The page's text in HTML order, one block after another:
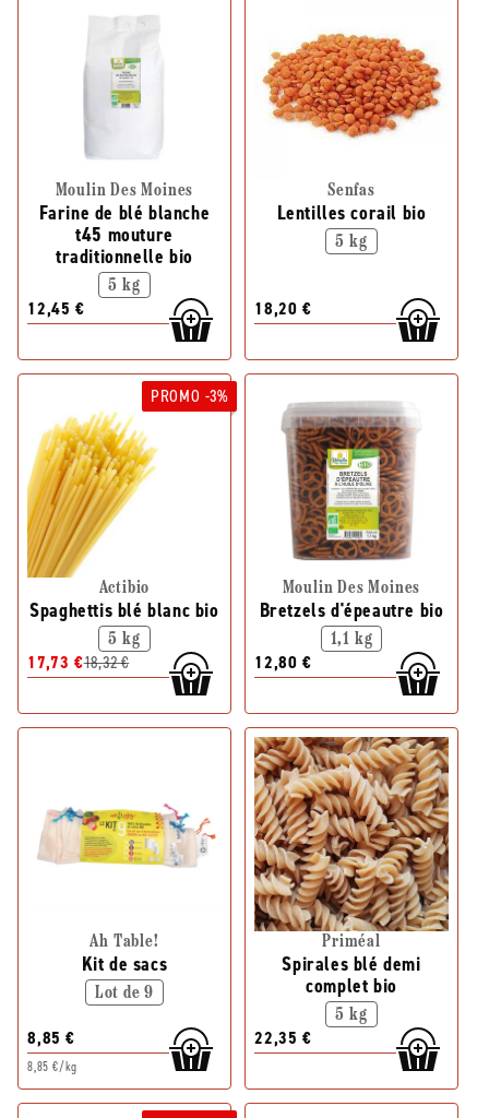
Moulin Des Moines
Farine de blé blanche
t45 mouture
traditionnelle bio
5 kg
12,45 €
Senfas
Lentilles corail bio
5 kg
18,20 €
PROMO -3%
Actibio
Spaghettis blé blanc bio
5 kg
17,73 €18,32 €
Moulin Des Moines
Bretzels d'épeautre bio
1,1 kg
12,80 €
Ah Table!
Kit de sacs
Lot de 9
8,85 €
8,85 €/kg
Priméal
Spirales blé demi
complet bio
5 kg
22,35 €